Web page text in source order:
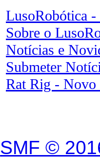
LusoRobótica -
Sobre o
Notícias e
Submeter
Rat Rig - Novo
SMF ©